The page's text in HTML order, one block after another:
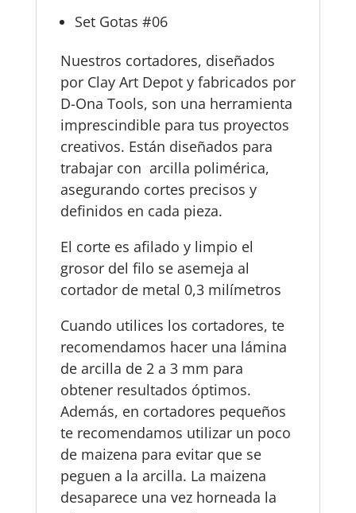
Set Gotas #06
Nuestros cortadores, diseñados
por Clay Art Depot y fabricados por
D-Ona Tools, son una herramienta
imprescindible para tus proyectos
creativos. Están diseñados para
trabajar con arcilla polimérica,
asegurando cortes precisos y
definidos en cada pieza.
El corte es afilado y limpio el
grosor del filo se asemeja al
cortador de metal 0,3 milímetros
Cuando utilices los cortadores, te
recomendamos hacer una lámina
de arcilla de 2 a 3 mm para
obtener resultados óptimos.
Además, en cortadores pequeños
te recomendamos utilizar un poco
de maizena para evitar que se
peguen a la arcilla. La maizena
desaparece una vez horneada la